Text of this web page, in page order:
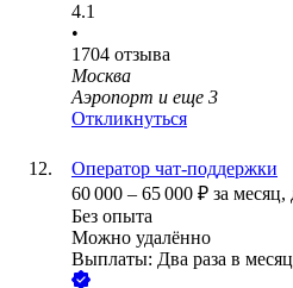
4.1
•
1704 отзыва
Москва
Аэропорт и еще 3
Откликнуться
Оператор чат-поддержки
60 000 – 65 000 ₽ за месяц,
Без опыта
Можно удалённо
Выплаты: Два раза в месяц